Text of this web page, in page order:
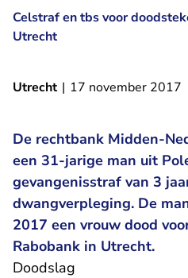
Celstraf en tbs voor
Utrecht
Utrecht | 17 november 2017
De rechtbank Midden-
een 31-jarige man uit
gevangenisstraf van 3
dwangverpleging. De
2017 een vrouw dood
Rabobank in Utrecht.
Doodslag